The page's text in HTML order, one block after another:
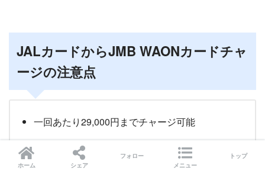
JALカードからJMB WAONカードチャ
ージの注意点
一回あたり29,000円までチャージ可能
WAON残高は最大49,000円まで。
ホーム シェア
フォロー
メニュー
トップ